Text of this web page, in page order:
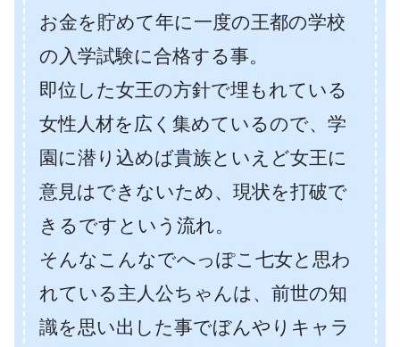
お金を貯めて年に一度の王都の学校
の入学試験に合格する事。
即位した女王の方針で埋もれている
女性人材を広く集めているので、学
園に潜り込めば貴族といえど女王に
意見はできないため、現状を打破で
きるですという流れ。
そんなこんなでへっぽこ七女と思わ
れている主人公ちゃんは、前世の知
識を思い出した事でぼんやりキャラ